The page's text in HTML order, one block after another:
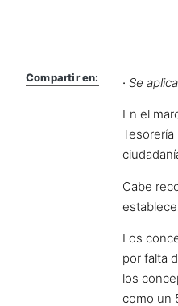
Compartir en: · Se
En el
Cabe
Los
por falta
los
como un